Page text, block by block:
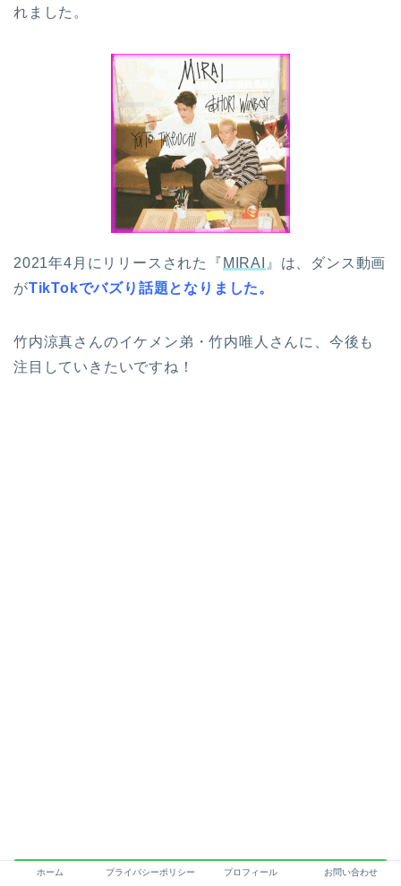
れました。
2021年4月にリリースされた『 MIRAI
』は、ダンス動画
がTikTokでバズり話題となりました。
竹内涼真さんのイケメン弟・竹内唯人さんに、今後も
注目していきたいですね！
ホーム プライバシーポリシー プロフィール お問い合わせ